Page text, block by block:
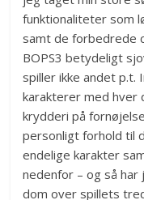
funktionaliteter som
samt de forbedrede
BOPS3 betydeligt
spiller ikke andet p.t.
karakterer med hver
krydderi på
personligt forhold til
endelige karakter
nedenfor – og så
dom over spillets